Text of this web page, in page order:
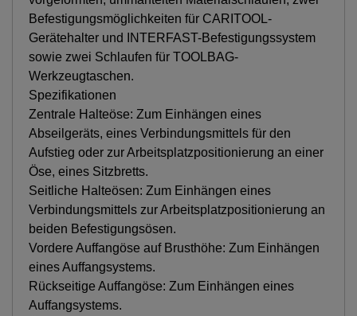
Befestigungsmöglichkeiten für CARITOOL-
Gerätehalter und INTERFAST-Befestigungssystem
sowie zwei Schlaufen für TOOLBAG-
Werkzeugtaschen.
Spezifikationen
Zentrale Halteöse: Zum Einhängen eines
Abseilgeräts, eines Verbindungsmittels für den
Aufstieg oder zur Arbeitsplatzpositionierung an einer
Öse, eines Sitzbretts.
Seitliche Halteösen: Zum Einhängen eines
Verbindungsmittels zur Arbeitsplatzpositionierung an
beiden Befestigungsösen.
Vordere Auffangöse auf Brusthöhe: Zum Einhängen
eines Auffangsystems.
Rückseitige Auffangöse: Zum Einhängen eines
Auffangsystems.